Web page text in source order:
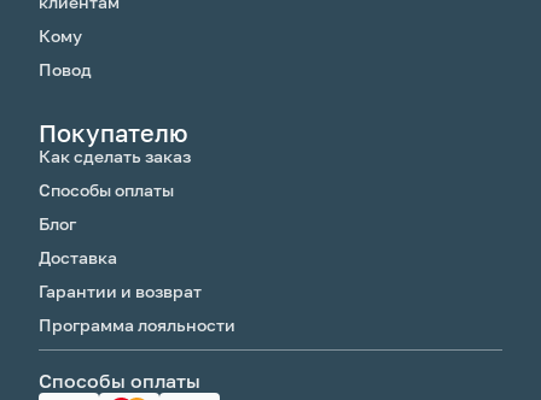
Кому
Повод
Покупателю
Как сделать заказ
Способы оплаты
Блог
Доставка
Гарантии и возврат
Программа лояльности
Способы оплаты